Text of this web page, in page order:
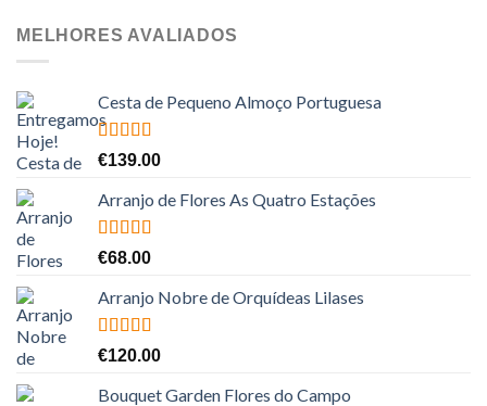
MELHORES AVALIADOS
Cesta de Pequeno Almoço Portuguesa
Avaliação
€139.00
Arranjo de Flores As Quatro Estações
Avaliação
€68.00
Arranjo Nobre de Orquídeas Lilases
Avaliação
€120.00
Bouquet Garden Flores do Campo